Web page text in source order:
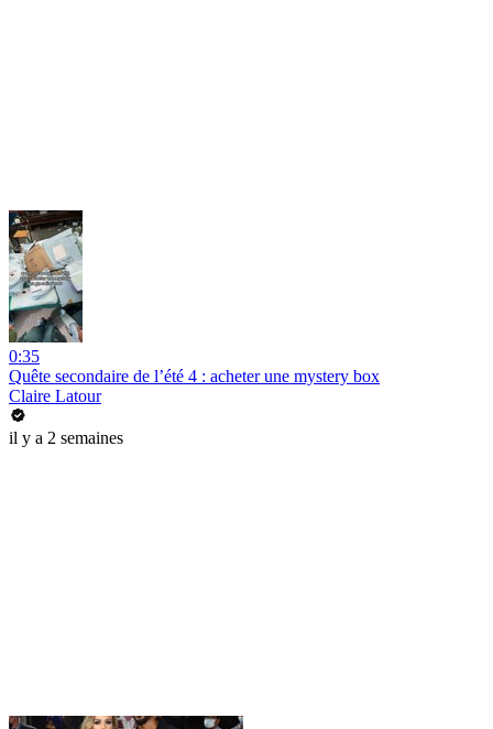
0:35
Quête secondaire de l’été 4 : acheter une mystery box
Claire Latour
il y a 2 semaines